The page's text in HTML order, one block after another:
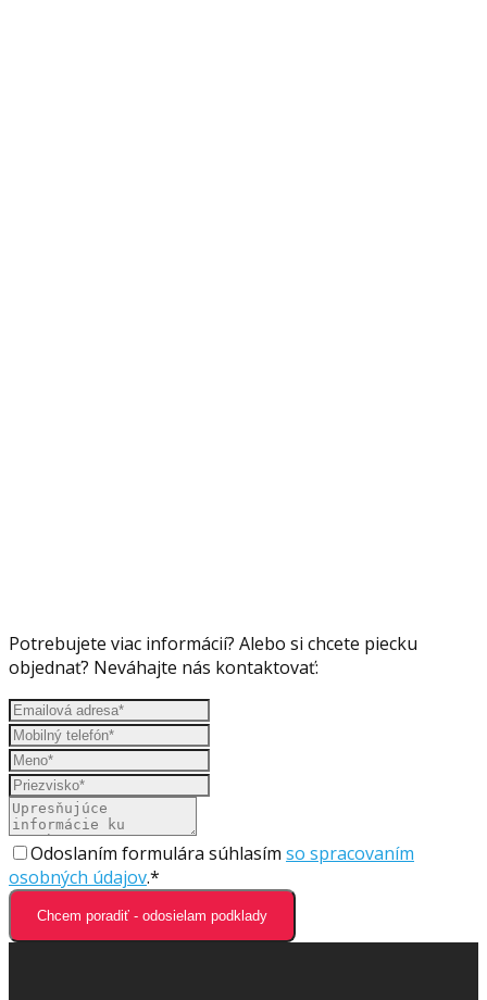
Potrebujete viac informácií? Alebo si chcete piecku
objednať? Neváhajte nás kontaktovať:
Odoslaním formulára súhlasím so spracovaním
osobných údajov.*
Chcem poradiť - odosielam podklady